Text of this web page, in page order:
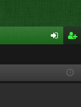
cri